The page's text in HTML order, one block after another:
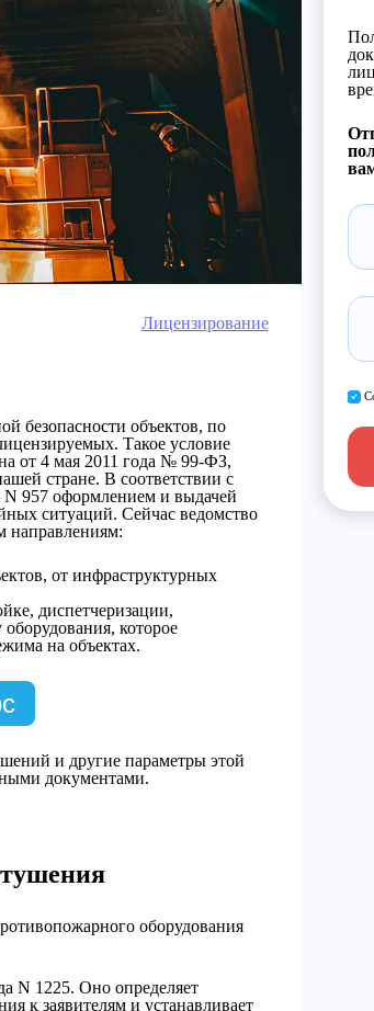
Лицензирование
безопасности объектов, по
Такое условие
от 4 мая 2011 года № 99-ФЗ,
стране. В соответствии с
N 957 оформлением и выдачей
ситуаций. Сейчас ведомство
направлениям:
от инфраструктурных
диспетчеризации,
которое
на объектах.
и другие параметры этой
документами.
оборудования
N 1225. Оно определяет
к заявителям и устанавливает